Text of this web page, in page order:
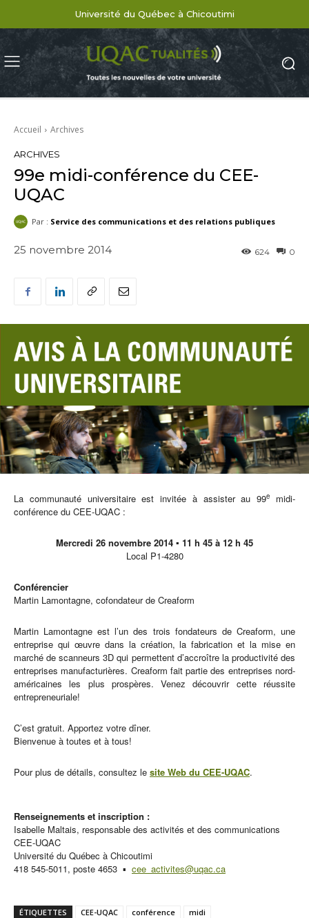
Université du Québec à Chicoutimi
Accueil Archives
ARCHIVES
99e midi-conférence du CEE-
UQAC
Par : Service des communications et des relations publiques
25 novembre 2014 0
624
La communauté universitaire est invitée à assister au 99e
midi-
conférence du CEE-UQAC :
Mercredi 26 novembre 2014 ▪ 11 h 45 à 12 h 45
Local P1-4280
Conférencier
Martin Lamontagne, cofondateur de Creaform
Martin Lamontagne est l’un des trois fondateurs de Creaform, une
entreprise qui œuvre dans la création, la fabrication et la mise en
marché de scanneurs 3D qui permettent d’accroître la productivité des
entreprises manufacturières. Creaform fait partie des entreprises nord-
américaines les plus prospères. Venez découvrir cette réussite
entrepreneuriale!
C’est gratuit. Apportez votre dîner.
Bienvenue à toutes et à tous!
Pour plus de détails, consultez le site Web du CEE-UQAC.
Renseignements et inscription :
Isabelle Maltais, responsable des activités et des communications
CEE-UQAC
Université du Québec à Chicoutimi
418 545-5011, poste 4653 ▪ cee_activites@uqac.ca
ÉTIQUETTES CEE-UQAC conférence midi